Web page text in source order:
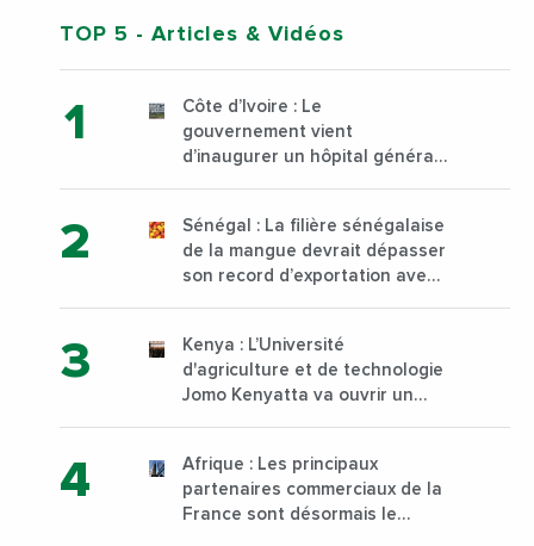
TOP 5 - Articles & Vidéos
Côte d’Ivoire : Le
gouvernement vient
d’inaugurer un hôpital général
Sénégal : La filière sénégalaise
de la mangue devrait dépasser
son record d’exportation avec
Kenya : L’Université
d'agriculture et de technologie
Jomo Kenyatta va ouvrir un
sur son campus de Karen à
Nairobi dès janvier 2023
Afrique : Les principaux
partenaires commerciaux de la
France sont désormais le